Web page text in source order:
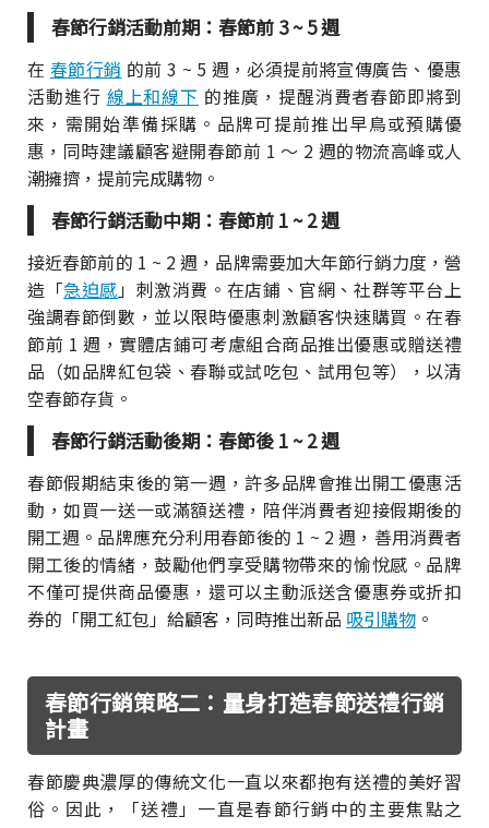
春節行銷活動前期：春節前 3 ~ 5 週
在 春節行銷 的前 3 ~ 5 週，必須提前將宣傳廣告、優惠
活動進行 線上和線下 的推廣，提醒消費者春節即將到
來，需開始準備採購。品牌可提前推出早鳥或預購優
惠，同時建議顧客避開春節前 1 ～ 2 週的物流高峰或人
潮擁擠，提前完成購物。
春節行銷活動中期：春節前 1 ~ 2 週
接近春節前的 1 ~ 2 週，品牌需要加大年節行銷力度，營
造「急迫感」刺激消費。在店鋪、官網、社群等平台上
強調春節倒數，並以限時優惠刺激顧客快速購買。在春
節前 1 週，實體店鋪可考慮組合商品推出優惠或贈送禮
品（如品牌紅包袋、春聯或試吃包、試用包等），以清
空春節存貨。
春節行銷活動後期：春節後 1 ~ 2 週
春節假期結束後的第一週，許多品牌會推出開工優惠活
動，如買一送一或滿額送禮，陪伴消費者迎接假期後的
開工週。品牌應充分利用春節後的 1 ~ 2 週，善用消費者
開工後的情緒，鼓勵他們享受購物帶來的愉悅感。品牌
不僅可提供商品優惠，還可以主動派送含優惠券或折扣
券的「開工紅包」給顧客，同時推出新品 吸引購物 。
春節行銷策略二：量身打造春節送禮行銷
計畫
春節慶典濃厚的傳統文化一直以來都抱有送禮的美好習
俗。因此，「送禮」一直是春節行銷中的主要焦點之